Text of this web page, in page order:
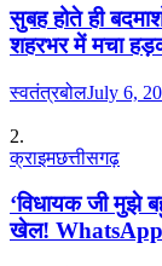
सुबह होते ही
शहरभर में मचा
स्वतंत्रबोलJuly 6,
2.
क्राइमछत्तीसगढ़
‘विधायक जी मुझे
खेल! WhatsApp